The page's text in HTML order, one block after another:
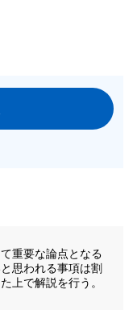
重要な論点となる
思われる事項は割
上で解説を行う。